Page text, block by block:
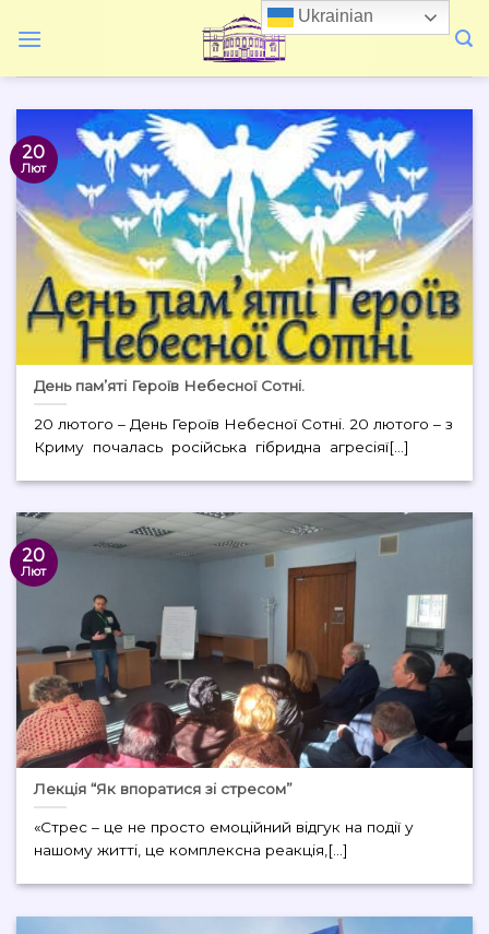
День пам’яті Героїв Небесної Сотні.
20 лютого – День Героїв Небесної Сотні. 20 лютого – з
Криму почалась російська гібридна агресіяї[...]
20
Лют
Лекція “Як впоратися зі стресом”
«Стрес – це не просто емоційний відгук на події у
нашому житті, це комплексна реакція,[...]
20
Лют
Ukrainian